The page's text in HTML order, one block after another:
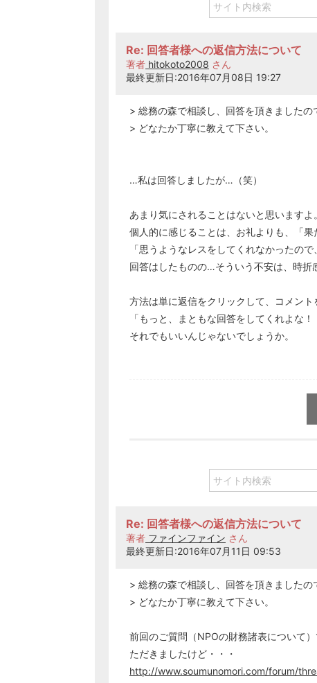
Re: 回答者様への返信方法について
著者 hitokoto2008 さん
最終更新日:2016年07月08日 19:27
> 総務の森で相談し、回答を頂きましたの
> どなたか丁寧に教えて下さい。
…私は回答しましたが…（笑）
あまり気にされることはないと思いますよ。
個人的に感じることは、お礼よりも、「
「思うようなレスをしてくれなかったの
回答はしたものの…そういう不安は、時折
方法は単に返信をクリックして、コメント
「もっと、まともな回答をしてくれよな！
それでもいいんじゃないでしょうか。
Re: 回答者様への返信方法について
著者 ファインファイン さん
最終更新日:2016年07月11日 09:53
> 総務の森で相談し、回答を頂きましたの
> どなたか丁寧に教えて下さい。
前回のご質問（NPOの財務諸表について
ただきましたけど・・・
http://www.soumunomori.com/forum/